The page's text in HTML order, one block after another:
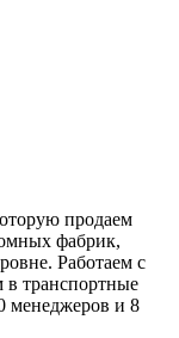
продаем
фабрик,
Работаем с
транспортные
менеджеров и 8